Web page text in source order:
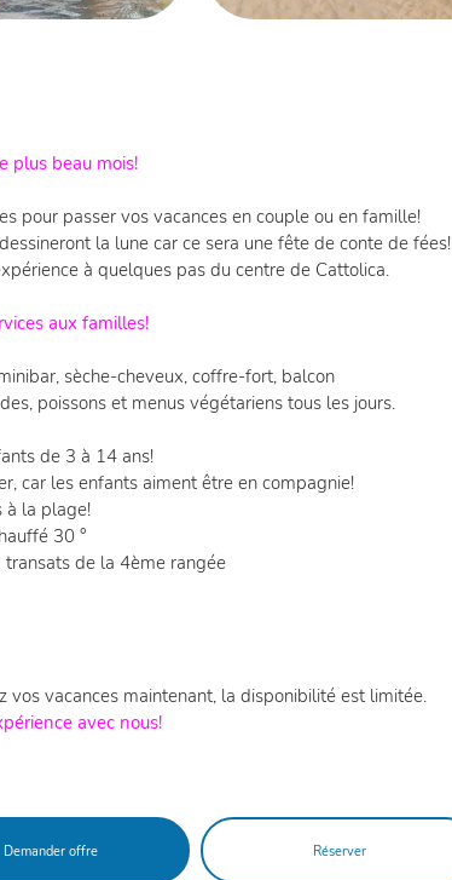
plus beau mois!
pour passer vos vacances en couple ou en famille!
la lune car ce sera une fête de conte de fées!
à quelques pas du centre de Cattolica.
aux familles!
sèche-cheveux, coffre-fort, balcon
poissons et menus végétariens tous les jours.
de 3 à 14 ans!
car les enfants aiment être en compagnie!
à la plage!
30 °
de la 4ème rangée
vacances maintenant, la disponibilité est limitée.
avec nous!
Demander offre Réserver